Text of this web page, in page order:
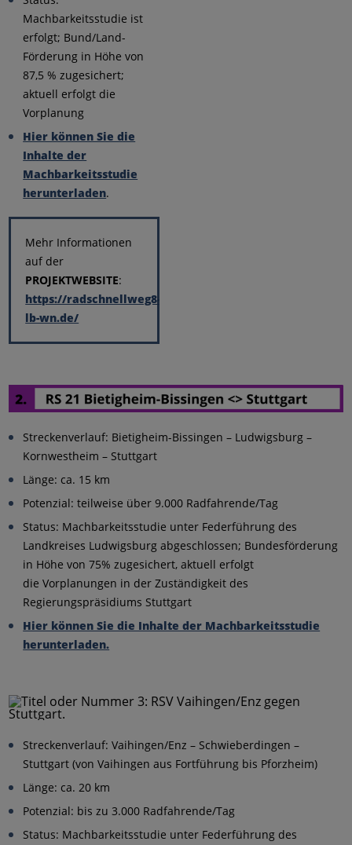
Machbarkeitsstudie ist
erfolgt; Bund/Land-
Förderung in Höhe von
87,5 % zugesichert;
aktuell erfolgt die
Vorplanung
Hier können Sie die
Inhalte der
Machbarkeitsstudie
herunterladen.
Mehr Informationen
auf der
PROJEKTWEBSITE:
https://radschnellweg8-
lb-wn.de/
Streckenverlauf: Bietigheim-Bissingen – Ludwigsburg –
Kornwestheim – Stuttgart
Länge: ca. 15 km
Potenzial: teilweise über 9.000 Radfahrende/Tag
Status: Machbarkeitsstudie unter Federführung des
Landkreises Ludwigsburg abgeschlossen; Bundesförderung
in Höhe von 75% zugesichert, aktuell erfolgt
die Vorplanungen in der Zuständigkeit des
Regierungspräsidiums Stuttgart
Hier können Sie die Inhalte der Machbarkeitsstudie
herunterladen.
Streckenverlauf: Vaihingen/Enz – Schwieberdingen –
Stuttgart (von Vaihingen aus Fortführung bis Pforzheim)
Länge: ca. 20 km
Potenzial: bis zu 3.000 Radfahrende/Tag
Status: Machbarkeitsstudie unter Federführung des